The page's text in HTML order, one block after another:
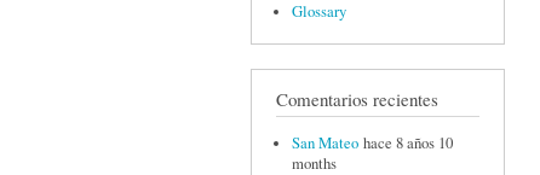
Glossary
Comentarios recientes
San Mateo hace 8 años 10
months